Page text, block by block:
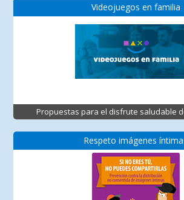
Videojuegos en familia
Propuestas para el disfrute saludable
Respeto imágenes